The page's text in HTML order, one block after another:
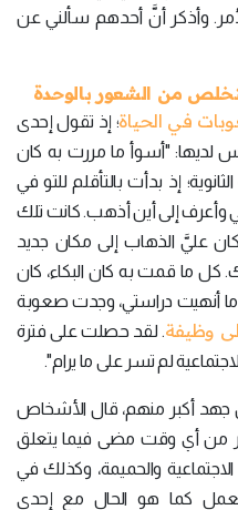
وأذكر أنَّ أحدهم سألني عن
في الحياة؛ إذ تقول إحدى
لديها: "أسوأ ما مررت به كان
إذ بدأت بالتأقلم للتو في
وأعرف إلى أين أذهب. كانت تلك
عليَّ الذهاب إلى مكان جديد
كل ما قمت به كان البكاء، كان
أنهيت دراستي، وجدت صعوبة
وظيفة. لقد حصلت على فترة
لم تسر على ما يرام".
جهد أكبر منهم، قال الأشخاص
من أي وقت مضى فيما يتعلق
الاجتماعية والحميمة، وكذلك في
كما هو الحال مع إحدى